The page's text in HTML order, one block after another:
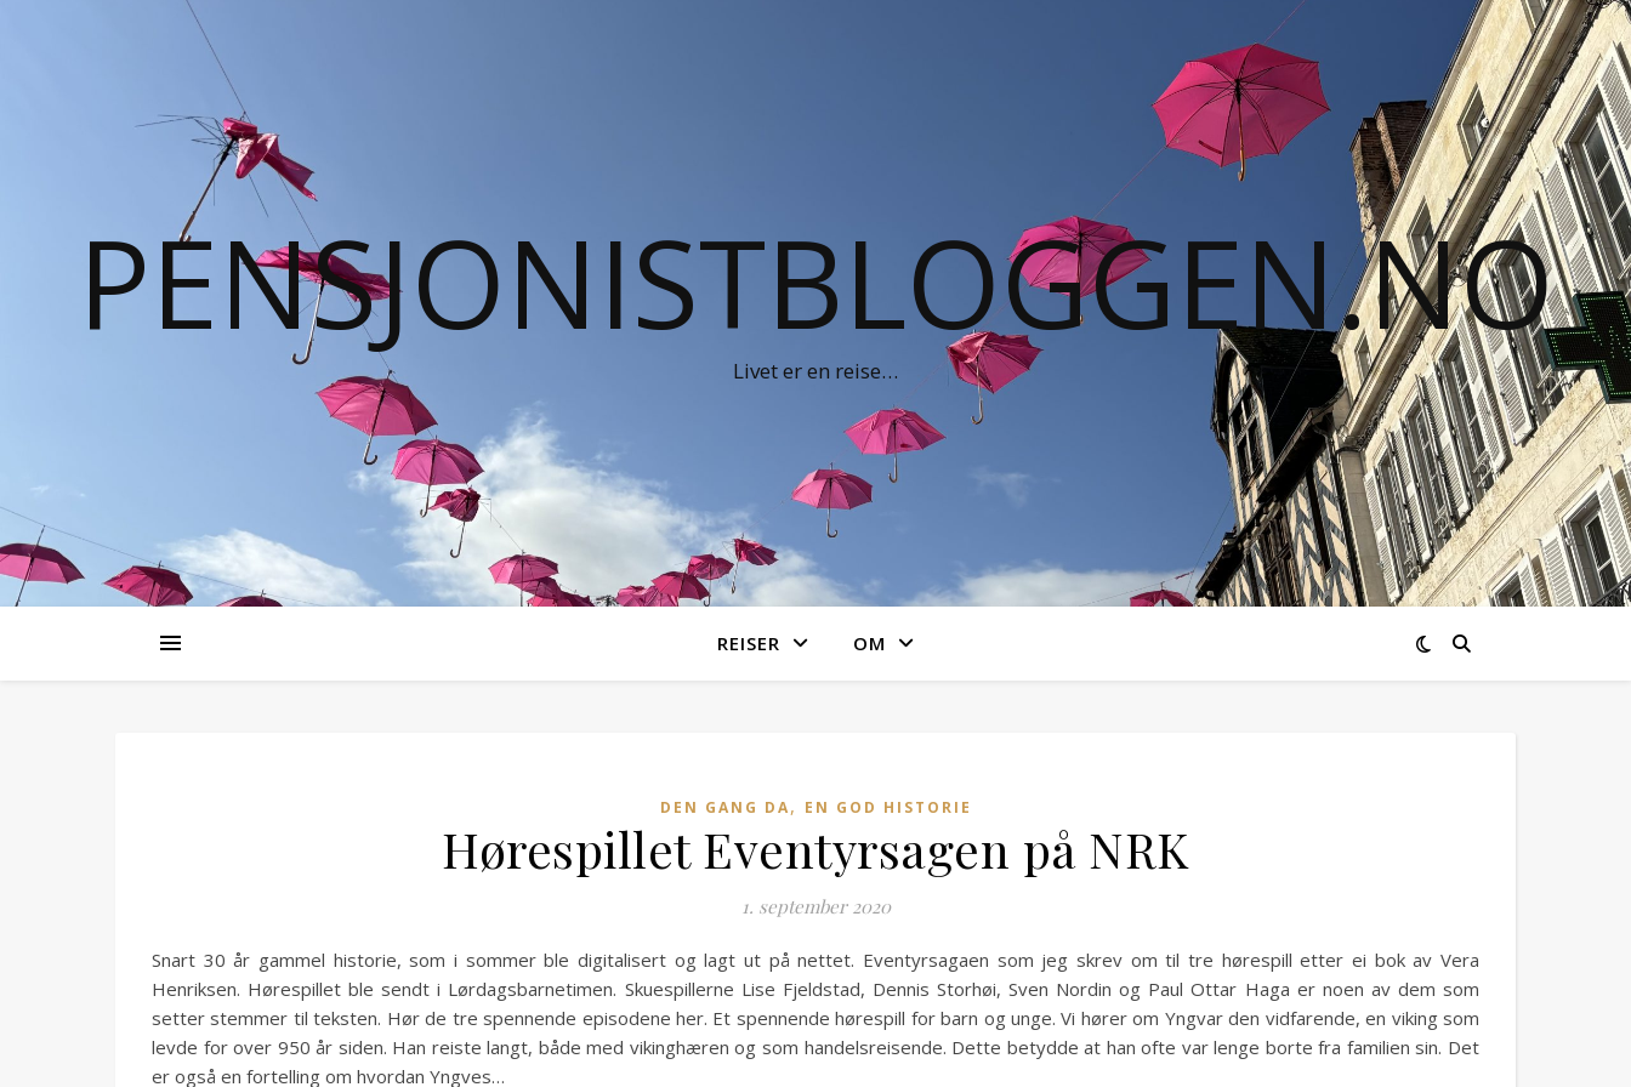
PENSJONISTBLOGGEN.NO
Livet er en reise…
REISER OM
DEN GANG DA, EN GOD HISTORIE
Hørespillet Eventyrsagen på NRK
1. september 2020
Snart 30 år gammel historie, som i sommer ble digitalisert og lagt ut på nettet. Eventyrsagaen som jeg skrev om til tre hørespill etter ei bok av Vera
Henriksen. Hørespillet ble sendt i Lørdagsbarnetimen. Skuespillerne Lise Fjeldstad, Dennis Storhøi, Sven Nordin og Paul Ottar Haga er noen av dem som
setter stemmer til teksten. Hør de tre spennende episodene her. Et spennende hørespill for barn og unge. Vi hører om Yngvar den vidfarende, en viking som
levde for over 950 år siden. Han reiste langt, både med vikinghæren og som handelsreisende. Dette betydde at han ofte var lenge borte fra familien sin. Det
er også en fortelling om hvordan Yngves…